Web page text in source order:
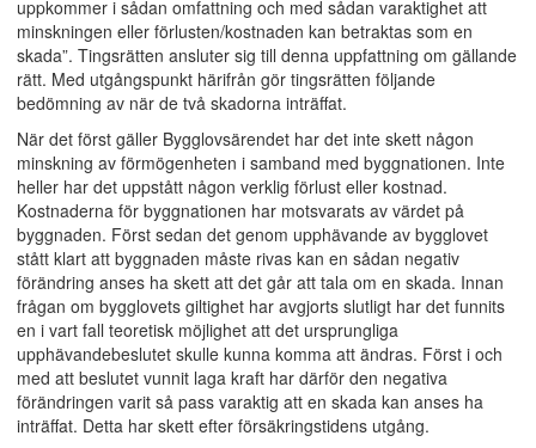
uppkommer i sådan omfattning och med sådan varaktighet att
minskningen eller förlusten/kostnaden kan betraktas som en
skada”. Tingsrätten ansluter sig till denna uppfattning om gällande
rätt. Med utgångspunkt härifrån gör tingsrätten följande
bedömning av när de två skadorna inträffat.
När det först gäller Bygglovsärendet har det inte skett någon
minskning av förmögenheten i samband med byggnationen. Inte
heller har det uppstått någon verklig förlust eller kostnad.
Kostnaderna för byggnationen har motsvarats av värdet på
byggnaden. Först sedan det genom upphävande av bygglovet
stått klart att byggnaden måste rivas kan en sådan negativ
förändring anses ha skett att det går att tala om en skada. Innan
frågan om bygglovets giltighet har avgjorts slutligt har det funnits
en i vart fall teoretisk möjlighet att det ursprungliga
upphävandebeslutet skulle kunna komma att ändras. Först i och
med att beslutet vunnit laga kraft har därför den negativa
förändringen varit så pass varaktig att en skada kan anses ha
inträffat. Detta har skett efter försäkringstidens utgång.